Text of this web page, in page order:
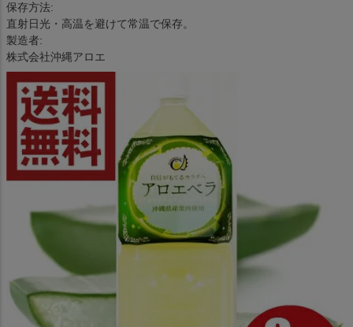
保存方法:
直射日光・高温を避けて常温で保存。
製造者:
株式会社沖縄アロエ